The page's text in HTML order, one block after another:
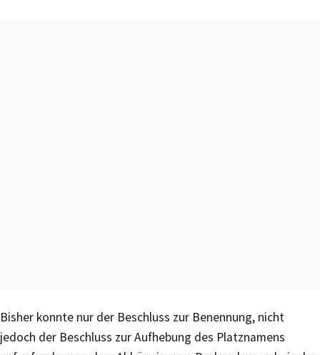
Bisher konnte nur der Beschluss zur Benennung, nicht
jedoch der Beschluss zur Aufhebung des Platznamens